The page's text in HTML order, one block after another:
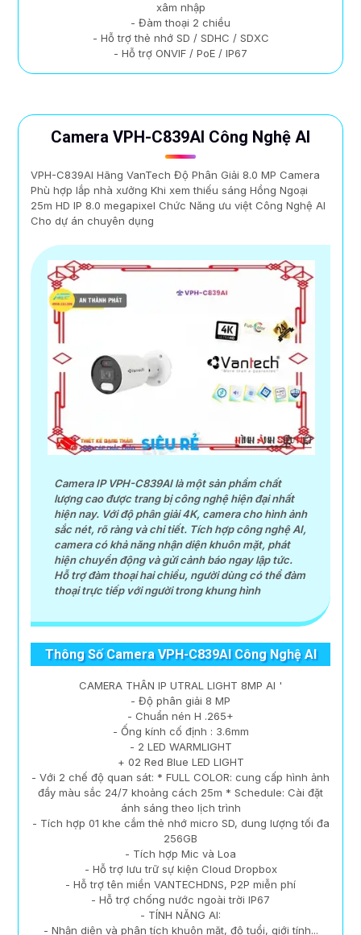
xâm nhập
- Đàm thoại 2 chiều
- Hỗ trợ thẻ nhớ SD / SDHC / SDXC
- Hỗ trợ ONVIF / PoE / IP67
Camera VPH-C839AI Công Nghệ AI
VPH-C839AI Hãng VanTech Độ Phân Giải 8.0 MP Camera
Phù hợp lắp nhà xưởng Khi xem thiếu sáng Hồng Ngoại
25m HD IP 8.0 megapixel Chức Năng ưu việt Công Nghệ AI
Cho dự án chuyên dụng
Camera IP VPH-C839AI là một sản phẩm chất
lượng cao được trang bị công nghệ hiện đại nhất
hiện nay. Với độ phân giải 4K, camera cho hình ảnh
sắc nét, rõ ràng và chi tiết. Tích hợp công nghệ AI,
camera có khả năng nhận diện khuôn mặt, phát
hiện chuyển động và gửi cảnh báo ngay lập tức.
Hỗ trợ đàm thoại hai chiều, người dùng có thể đàm
thoại trực tiếp với người trong khung hình
Thông Số Camera VPH-C839AI Công Nghệ AI
CAMERA THÂN IP UTRAL LIGHT 8MP AI '
- Độ phân giải 8 MP
- Chuẩn nén H .265+
- Ống kính cố định : 3.6mm
- 2 LED WARMLIGHT
+ 02 Red Blue LED LIGHT
- Với 2 chế độ quan sát: * FULL COLOR: cung cấp hình ảnh
đầy màu sắc 24/7 khoảng cách 25m * Schedule: Cài đặt
ánh sáng theo lịch trình
- Tích hợp 01 khe cắm thẻ nhớ micro SD, dung lượng tối đa
256GB
- Tích hợp Mic và Loa
- Hỗ trợ lưu trữ sự kiện Cloud Dropbox
- Hỗ trợ tên miền VANTECHDNS, P2P miễn phí
- Hỗ trợ chống nước ngoài trời IP67
- TÍNH NĂNG AI:
- Nhận diện và phân tích khuôn mặt, độ tuổi, giới tính...